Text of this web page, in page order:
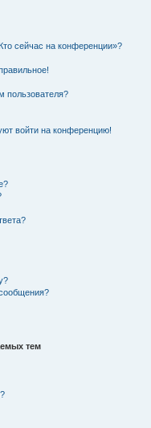
сейчас на конференции»?
пользователя?
войти на конференцию!
тем